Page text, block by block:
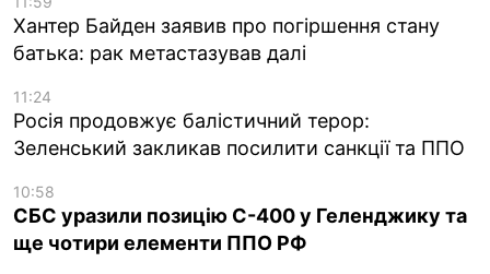
Хантер Байден заявив про погіршення стану
батька: рак метастазував далі
11:24
Росія продовжує балістичний терор:
Зеленський закликав посилити санкції та ППО
10:58
СБС уразили позицію С-400 у Геленджику та
ще чотири елементи ППО РФ